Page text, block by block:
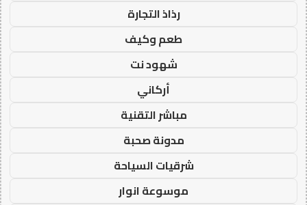
رذاذ التجارة
طعم وكيف
شهود نت
أركاني
مباشر التقنية
مدونة صحبة
شرقيات السياحة
موسوعة انوار